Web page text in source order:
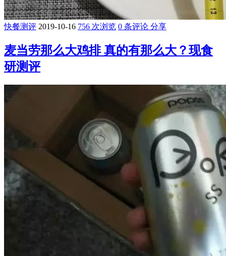
快餐测评 2019-10-16 756 次浏览 0 条评论 分享
麦当劳那么大鸡排 真的有那么大？现食
研测评